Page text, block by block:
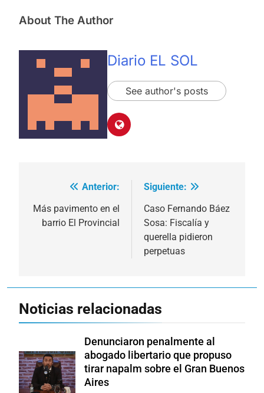
About The Author
Diario EL SOL
See author's posts
Navegación
de
Anterior:
Más pavimento en el
barrio El Provincial
Siguiente:
Caso Fernando Báez
Sosa: Fiscalía y
querella pidieron
perpetuas
Noticias relacionadas
Denunciaron penalmente al
abogado libertario que propuso
tirar napalm sobre el Gran Buenos
Aires